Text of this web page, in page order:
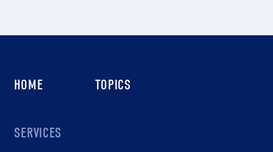
HOME TOPICS
SERVICES